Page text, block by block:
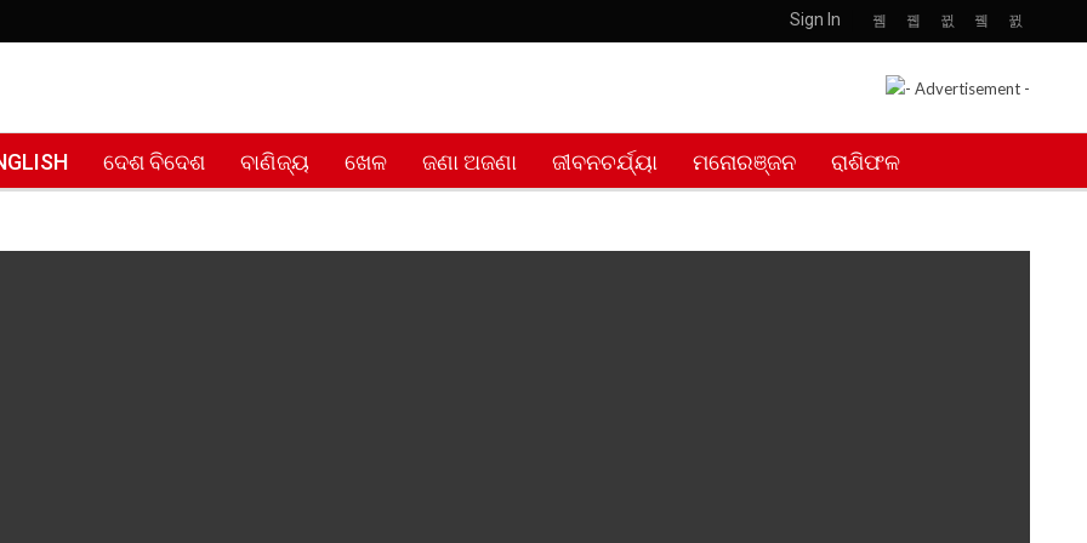
Sign In
ଦେଶ ବିଦେଶ ବାଣିଜ୍ୟ ଖେଳ ଜଣା ଅଜଣା ଜୀବନଚର୍ଯ୍ୟା ମନୋରଞ୍ଜନ ରାଶିଫଳ